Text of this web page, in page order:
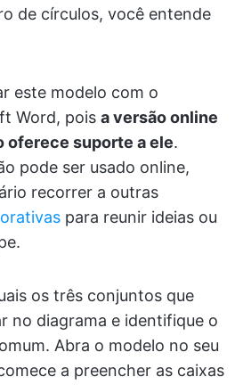
de círculos, você entende
este modelo com o
Word, pois a versão online
oferece suporte a ele.
pode ser usado online,
recorrer a outras
para reunir ideias ou
os três conjuntos que
no diagrama e identifique o
Abra o modelo no seu
a preencher as caixas